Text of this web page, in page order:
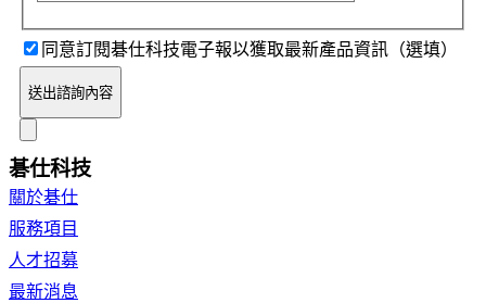
同意訂閱碁仕科技電子報以獲取最新產品資訊（選填）
送出諮詢內容
碁仕科技
關於碁仕
服務項目
人才招募
最新消息